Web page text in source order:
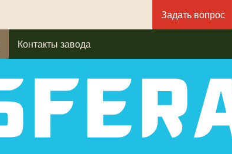
Задать вопрос
Контакты завода